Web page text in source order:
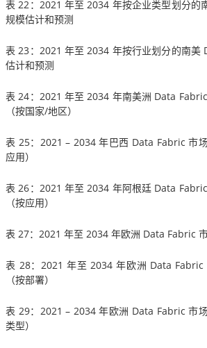
表 22：2021 年至 2034 年按企业类型划分的
规模估计和预测
表 23：2021 年至 2034 年按行业划分的南美
估计和预测
表 24：2021 年至 2034 年南美洲 Data
（按国家/地区）
表 25：2021 – 2034 年巴西 Data Fabric 市
应用）
表 26：2021 年至 2034 年阿根廷 Data
（按应用）
表 27：2021 年至 2034 年欧洲 Data Fabric
表 28：2021 年至 2034 年欧洲 Data Fabric
（按部署）
表 29：2021 – 2034 年欧洲 Data Fabric 市
类型）